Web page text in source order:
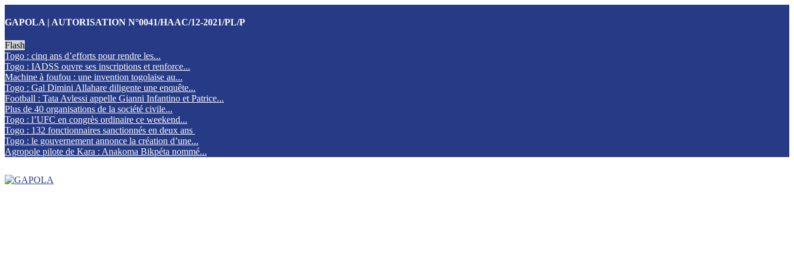
GAPOLA | AUTORISATION N°0041/HAAC/12-2021/PL/P
Flash
Togo : cinq ans d’efforts pour rendre les...
Togo : IADSS ouvre ses inscriptions et renforce...
Machine à foufou : une invention togolaise au...
Togo : Gal Dimini Allahare diligente une enquête...
Football : Tata Avlessi appelle Gianni Infantino et Patrice...
Plus de 40 organisations de la société civile...
Togo : l’UFC en congrès ordinaire ce weekend...
Togo : 132 fonctionnaires sanctionnés en deux ans
Togo : le gouvernement annonce la création d’une...
Agropole pilote de Kara : Anakoma Bikpéta nommé...